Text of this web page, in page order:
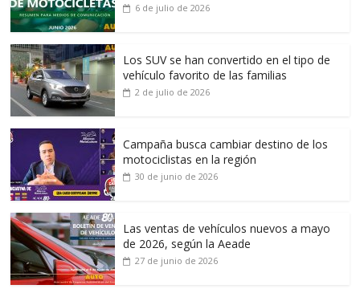
6 de julio de 2026
Los SUV se han convertido en el tipo de
vehículo favorito de las familias
2 de julio de 2026
Campaña busca cambiar destino de los
motociclistas en la región
30 de junio de 2026
Las ventas de vehículos nuevos a mayo
de 2026, según la Aeade
27 de junio de 2026